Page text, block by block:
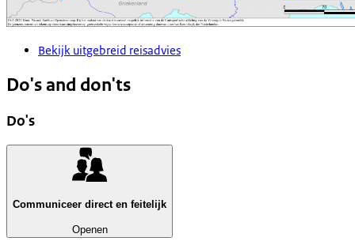
Bekijk uitgebreid reisadvies
Do's and don'ts
Do's
Communiceer direct en feitelijk
Openen